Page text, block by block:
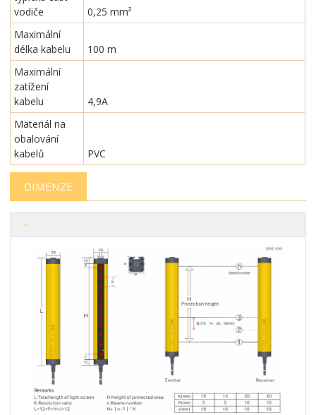
vodiče
0,25 mm²
Maximální
délka kabelu
100 m
Maximální
zatížení
kabelu
4,9A
Materiál na
obalování
kabelů
PVC
DIMENZE